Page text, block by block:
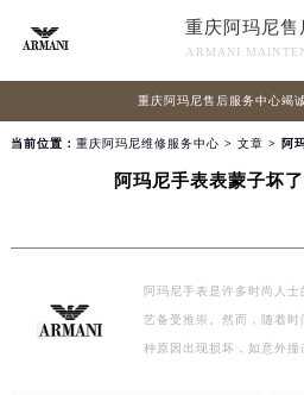
重庆阿玛尼售
ARMANI
重庆阿玛尼售后服务中心竭
当前位置： 重庆阿玛尼维修服务中心 > 文章 > 阿
阿玛尼手表表蒙子坏
阿玛尼手表是许多时尚人
艺备受推崇。然而，随着
种原因出现损坏，如意外撞